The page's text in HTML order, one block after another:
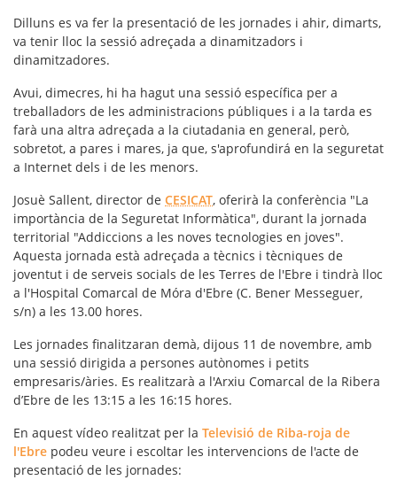
Dilluns es va fer la presentació de les jornades i ahir, dimarts,
va tenir lloc la sessió adreçada a dinamitzadors i
dinamitzadores.
Avui, dimecres, hi ha hagut una sessió específica per a
treballadors de les administracions públiques i a la tarda es
farà una altra adreçada a la ciutadania en general, però,
sobretot, a pares i mares, ja que, s'aprofundirá en la seguretat
a Internet dels i de les menors.
Josuè Sallent, director de CESICAT, oferirà la conferència "La
importància de la Seguretat Informàtica", durant la jornada
territorial "Addiccions a les noves tecnologies en joves".
Aquesta jornada està adreçada a tècnics i tècniques de
joventut i de serveis socials de les Terres de l'Ebre i tindrà lloc
a l'Hospital Comarcal de Móra d'Ebre (C. Bener Messeguer,
s/n) a les 13.00 hores.
Les jornades finalitzaran demà, dijous 11 de novembre, amb
una sessió dirigida a persones autònomes i petits
empresaris/àries. Es realitzarà a l'Arxiu Comarcal de la Ribera
d’Ebre de les 13:15 a les 16:15 hores.
En aquest vídeo realitzat per la Televisió de Riba-roja de
l'Ebre podeu veure i escoltar les intervencions de l'acte de
presentació de les jornades: